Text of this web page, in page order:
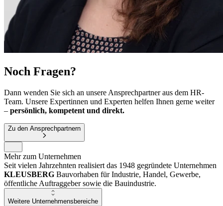
Noch Fragen?
Dann wenden Sie sich an unsere Ansprechpartner aus dem HR-
Team. Unsere Expertinnen und Experten helfen Ihnen gerne weiter
– persönlich, kompetent und direkt.
Zu den Ansprechpartnern
Mehr zum Unternehmen
Seit vielen Jahrzehnten realisiert das 1948 gegründete Unternehmen
KLEUSBERG Bauvorhaben für Industrie, Handel, Gewerbe,
öffentliche Auftraggeber sowie die Bauindustrie.
Weitere Unternehmensbereiche